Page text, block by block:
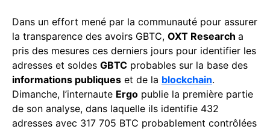
Dans un effort mené par la communauté pour assurer
la transparence des avoirs GBTC, OXT Research a
pris des mesures ces derniers jours pour identifier les
adresses et soldes GBTC probables sur la base des
informations publiques et de la blockchain.
Dimanche, l’internaute Ergo publie la première partie
de son analyse, dans laquelle ils identifie 432
adresses avec 317 705 BTC probablement contrôlées